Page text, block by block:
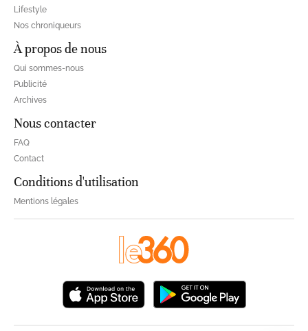
Lifestyle
Nos chroniqueurs
À propos de nous
Qui sommes-nous
Publicité
Archives
Nous contacter
FAQ
Contact
Conditions d'utilisation
Mentions légales